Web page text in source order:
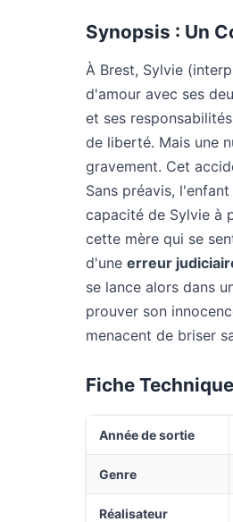
Synopsis : Un
À Brest, Sylvie
d'amour avec ses
et ses
de liberté. Mais une
gravement. Cet
Sans préavis, l'enfant
capacité de Sylvie à
cette mère qui se
d'une erreur
se lance alors dans
prouver son
menacent de briser
Fiche
Année de sortie
Genre
Réalisateur